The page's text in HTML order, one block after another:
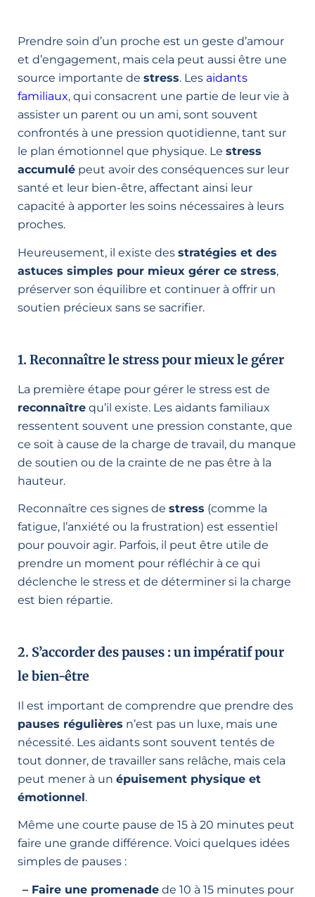
Prendre soin d’un proche est un geste d’amour
et d’engagement, mais cela peut aussi être une
source importante de stress. Les aidants
familiaux, qui consacrent une partie de leur vie à
assister un parent ou un ami, sont souvent
confrontés à une pression quotidienne, tant sur
le plan émotionnel que physique. Le stress
accumulé peut avoir des conséquences sur leur
santé et leur bien-être, affectant ainsi leur
capacité à apporter les soins nécessaires à leurs
proches.
Heureusement, il existe des stratégies et des
astuces simples pour mieux gérer ce stress,
préserver son équilibre et continuer à offrir un
soutien précieux sans se sacrifier.
1. Reconnaître le stress pour mieux le gérer
La première étape pour gérer le stress est de
reconnaître qu’il existe. Les aidants familiaux
ressentent souvent une pression constante, que
ce soit à cause de la charge de travail, du manque
de soutien ou de la crainte de ne pas être à la
hauteur.
Reconnaître ces signes de stress (comme la
fatigue, l’anxiété ou la frustration) est essentiel
pour pouvoir agir. Parfois, il peut être utile de
prendre un moment pour réfléchir à ce qui
déclenche le stress et de déterminer si la charge
est bien répartie.
2. S’accorder des pauses : un impératif pour
le bien-être
Il est important de comprendre que prendre des
pauses régulières n’est pas un luxe, mais une
nécessité. Les aidants sont souvent tentés de
tout donner, de travailler sans relâche, mais cela
peut mener à un épuisement physique et
émotionnel.
Même une courte pause de 15 à 20 minutes peut
faire une grande différence. Voici quelques idées
simples de pauses :
– Faire une promenade de 10 à 15 minutes pour